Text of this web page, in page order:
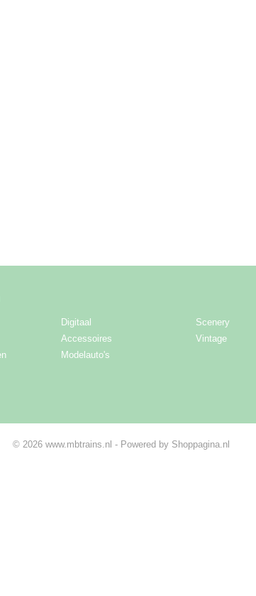
Digitaal
Accessoires
Modelauto's
Scenery
Vintage
© 2026 www.mbtrains.nl - Powered by Shoppagina.nl